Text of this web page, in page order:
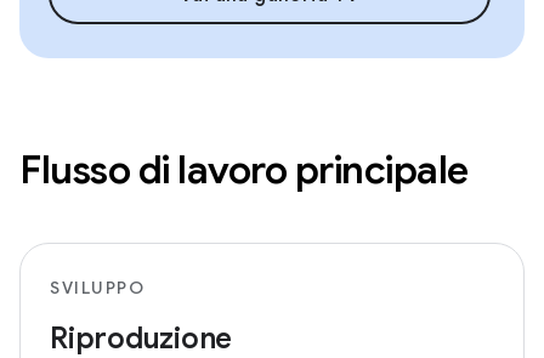
Flusso di lavoro principale
SVILUPPO
Riproduzione